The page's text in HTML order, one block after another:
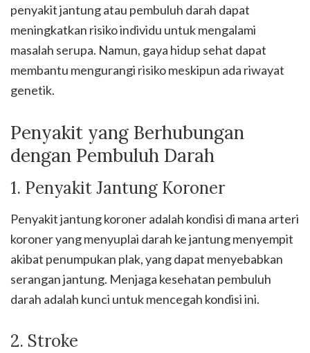
penyakit jantung atau pembuluh darah dapat
meningkatkan risiko individu untuk mengalami
masalah serupa. Namun, gaya hidup sehat dapat
membantu mengurangi risiko meskipun ada riwayat
genetik.
Penyakit yang Berhubungan
dengan Pembuluh Darah
1. Penyakit Jantung Koroner
Penyakit jantung koroner adalah kondisi di mana arteri
koroner yang menyuplai darah ke jantung menyempit
akibat penumpukan plak, yang dapat menyebabkan
serangan jantung. Menjaga kesehatan pembuluh
darah adalah kunci untuk mencegah kondisi ini.
2. Stroke